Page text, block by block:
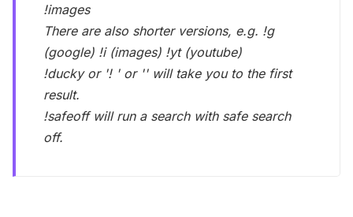
!images
There are also shorter versions, e.g. !g
(google) !i (images) !yt (youtube)
!ducky or '! ' or '' will take you to the first
result.
!safeoff will run a search with safe search
off.